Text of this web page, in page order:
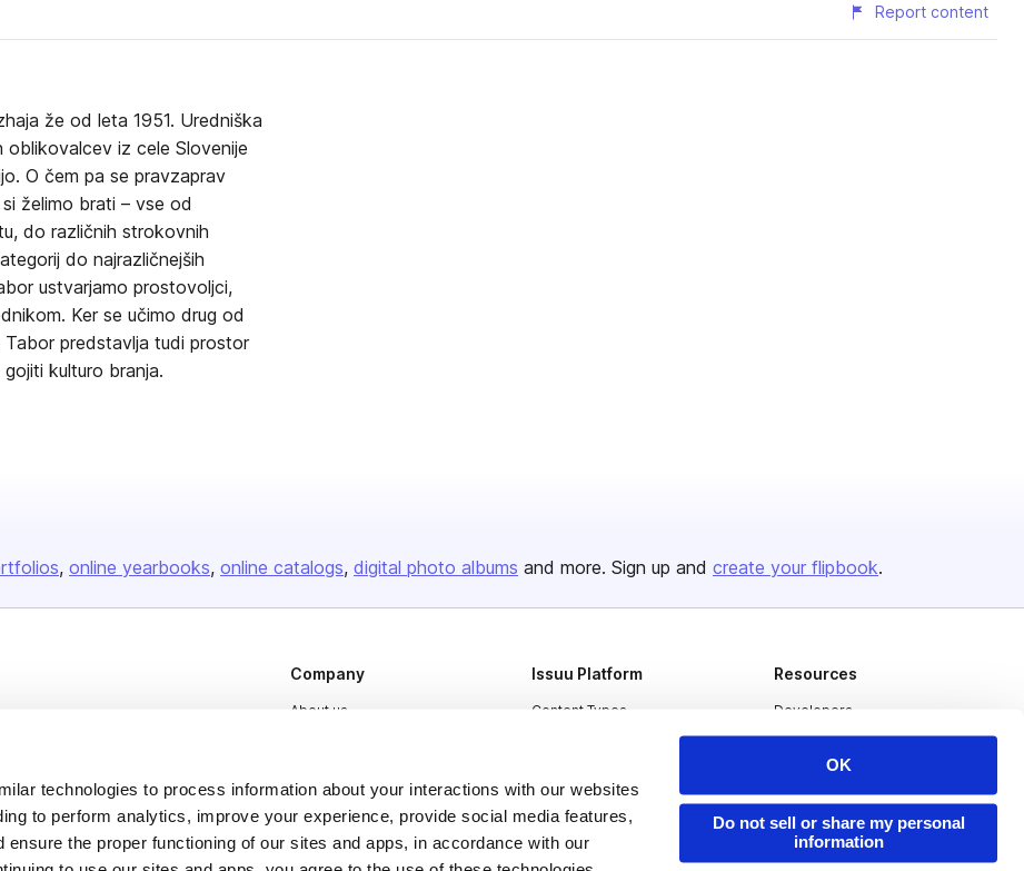
technologies to process information about your interactions with our websites
to perform analytics, improve your experience, provide social media features,
ensure the proper functioning of our sites and apps, in accordance with our
OK
Do not sell or share my personal
information
Report content
že od leta 1951. Uredniška
iz cele Slovenije
O čem pa se pravzaprav
želimo brati – vse od
do različnih strokovnih
do najrazličnejših
ustvarjamo prostovoljci,
Ker se učimo drug od
Tabor predstavlja tudi prostor
kulturo branja.
online yearbooks online catalogs digital photo albums and more. Sign up and create your flipbook.
Company
About us
Plans & Pricing
Press
Issuu Platform
Content Types
Flipbook
Industries
Resources
Developers